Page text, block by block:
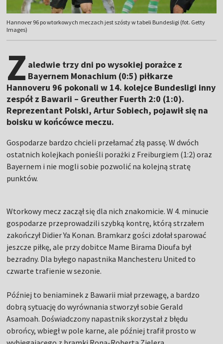
Hannover 96 po wtorkowych meczach jest szósty w tabeli Bundesligi (fot. Getty
Images)
Z aledwie trzy dni po wysokiej porażce z
Bayernem Monachium (0:5) piłkarze
Hannoveru 96 pokonali w 14. kolejce Bundesligi inny
zespół z Bawarii – Greuther Fuerth 2:0 (1:0).
Reprezentant Polski, Artur Sobiech, pojawił się na
boisku w końcówce meczu.
Gospodarze bardzo chcieli przełamać złą passę. W dwóch
ostatnich kolejkach ponieśli porażki z Freiburgiem (1:2) oraz
Bayernem i nie mogli sobie pozwolić na kolejną stratę
punktów.
Wtorkowy mecz zaczął się dla nich znakomicie. W 4. minucie
gospodarze przeprowadzili szybką kontrę, którą strzałem
zakończył Didier Ya Konan. Bramkarz gości zdołał sparować
jeszcze piłkę, ale przy dobitce Mame Birama Dioufa był
bezradny. Dla byłego napastnika Manchesteru United to
czwarte trafienie w sezonie.
Później to beniaminek z Bawarii miał przewagę, a bardzo
dobrą sytuację do wyrównania stworzył sobie Gerald
Asamoah. Doświadczony napastnik skorzystał z błędu
obrońcy, wbiegł w pole karne, ale później trafił prosto w